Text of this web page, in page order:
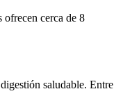
ofrecen cerca de 8
saludable. Entre